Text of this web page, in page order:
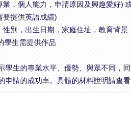
業，個人能力，申請原因及興趣愛好)
要提供英語成績)
性別，出生日期，家庭住址，教育背
學生需提供作品
學生的專業水平、優勢、與眾不同，
申請的成功率。具體的材料說明請查看